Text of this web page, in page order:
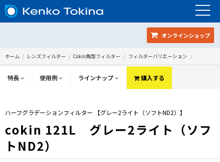
オンラインショップ
ホーム レンズフィルター Cokin角型フィルター フィルターバリエーション
特長 使用例 ラインナップ 購入する
ハーフグラデーションフィルター 【グレー2ライト（ソフトND2）】
cokin 121L グレー2ライト（ソフ
トND2）